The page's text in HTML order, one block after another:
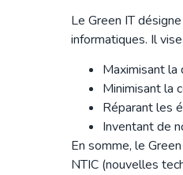
Le Green IT
informatiques. Il
Maximisant la
Minimisant la
Réparant les
Inventant de
En somme, le
NTIC (nouvelles